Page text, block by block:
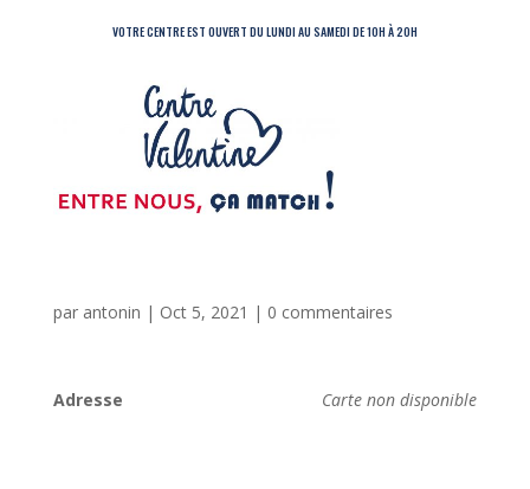
VOTRE CENTRE EST OUVERT DU LUNDI AU SAMEDI DE 10H À 20H
par antonin | Oct 5, 2021 | 0 commentaires
Carte non disponible
Adresse